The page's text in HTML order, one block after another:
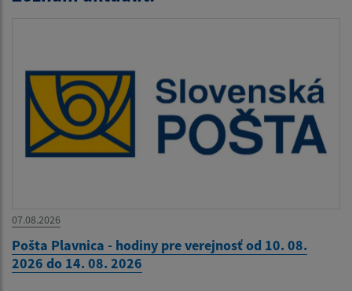
07.08.2026
Pošta Plavnica - hodiny pre verejnosť od 10. 08.
2026 do 14. 08. 2026